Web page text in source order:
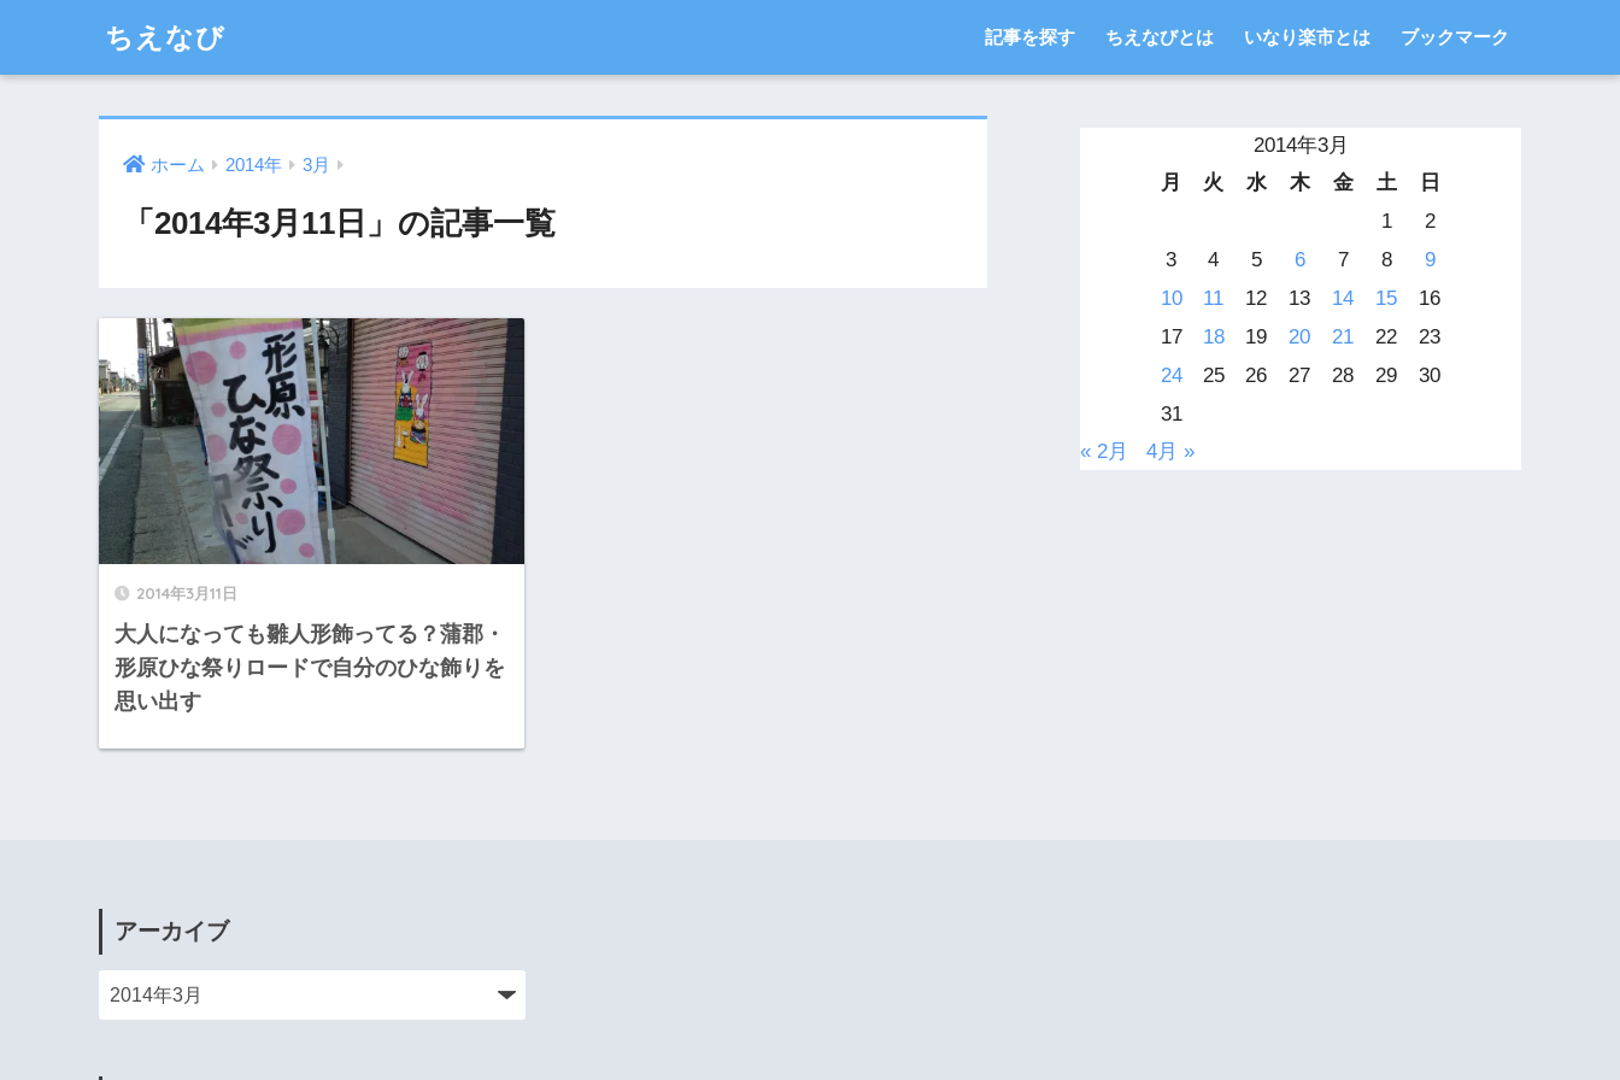
ちえなび 記事を探す ちえなびとは いなり楽市とは ブックマーク
ホーム 2014年 3月
「2014年3月11日」の記事一覧
2014年3月11日
大人になっても雛人形飾ってる？蒲郡・
形原ひな祭りロードで自分のひな飾りを
思い出す
2014年3月
月
火 水 木 金 土
日
1
2
3
4 5 6 7 8
9
10
11 12 13 14 15
16
17
18 19 20 21 22
23
24
25 26 27 28 29
30
31
« 2月
4月 »
アーカイブ